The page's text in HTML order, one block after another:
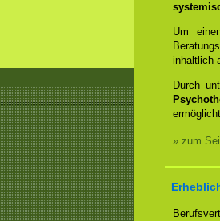
Um
inhaltlich
Durch
» zum